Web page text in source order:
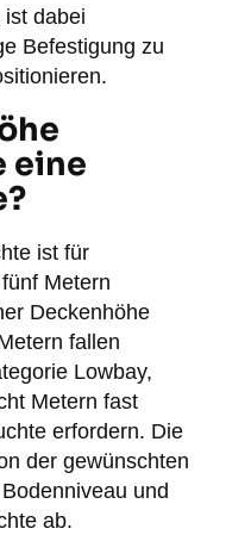
ist dabei
Befestigung zu
eine
ist für
Metern
Deckenhöhe
fallen
Lowbay,
Metern fast
erfordern. Die
der gewünschten
und
ab.